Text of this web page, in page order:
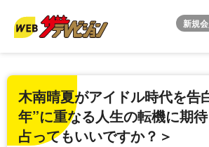
木南晴夏がアイドル時代を
年”に重なる人生の転機に期
占ってもいいですか？＞